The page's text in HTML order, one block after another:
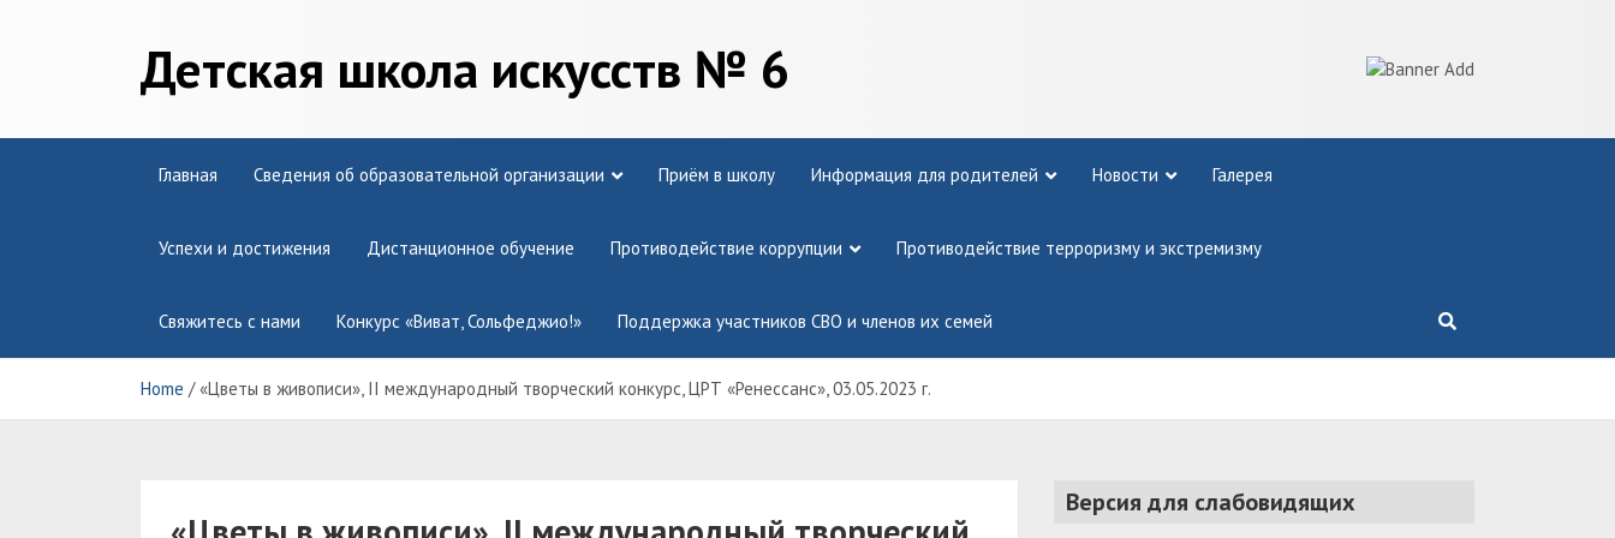
Детская школа искусств № 6
Главная Сведения об образовательной организации Приём в школу Информация для родителей Новости Галерея
Успехи и достижения Дистанционное обучение Противодействие коррупции Противодействие терроризму и экстремизму
Свяжитесь с нами Конкурс «Виват, Сольфеджио!» Поддержка участников СВО и членов их семей
Home «Цветы в живописи», II международный творческий конкурс, ЦРТ «Ренессанс», 03.05.2023 г.
Версия для слабовидящих